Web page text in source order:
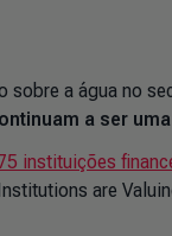
sobre a água no
a ser
instituições
are